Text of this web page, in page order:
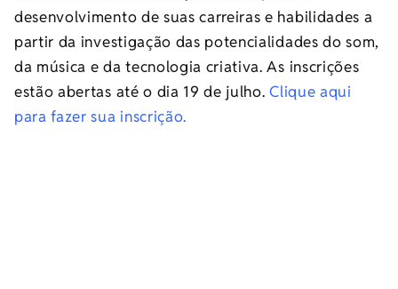
desenvolvimento de suas carreiras e habilidades a
partir da investigação das potencialidades do som,
da música e da tecnologia criativa. As inscrições
estão abertas até o dia 19 de julho.Clique aqui
para fazer sua inscrição.